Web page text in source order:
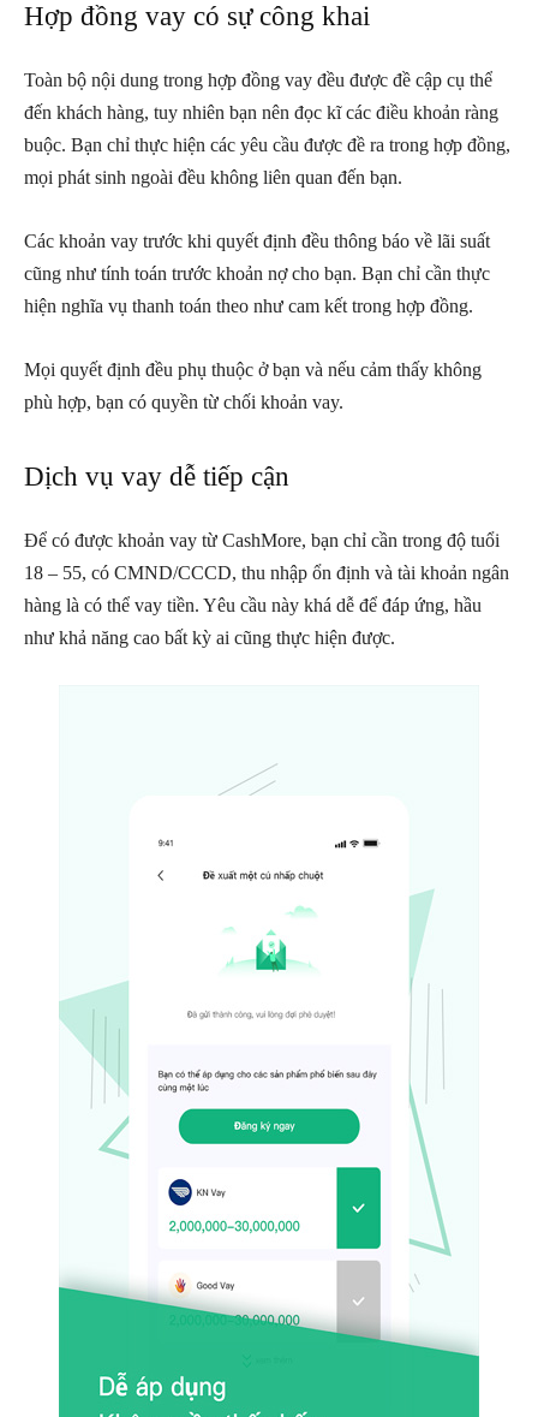
Hợp đồng vay có sự công khai
Toàn bộ nội dung trong hợp đồng vay đều được đề cập cụ thể
đến khách hàng, tuy nhiên bạn nên đọc kĩ các điều khoản ràng
buộc. Bạn chỉ thực hiện các yêu cầu được đề ra trong hợp đồng,
mọi phát sinh ngoài đều không liên quan đến bạn.
Các khoản vay trước khi quyết định đều thông báo về lãi suất
cũng như tính toán trước khoản nợ cho bạn. Bạn chỉ cần thực
hiện nghĩa vụ thanh toán theo như cam kết trong hợp đồng.
Mọi quyết định đều phụ thuộc ở bạn và nếu cảm thấy không
phù hợp, bạn có quyền từ chối khoản vay.
Dịch vụ vay dễ tiếp cận
Để có được khoản vay từ CashMore, bạn chỉ cần trong độ tuổi
18 – 55, có CMND/CCCD, thu nhập ổn định và tài khoản ngân
hàng là có thể vay tiền. Yêu cầu này khá dễ để đáp ứng, hầu
như khả năng cao bất kỳ ai cũng thực hiện được.